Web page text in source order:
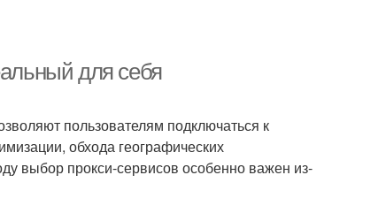
для себя
пользователям подключаться к
обхода географических
выбор прокси-сервисов особенно важен из-